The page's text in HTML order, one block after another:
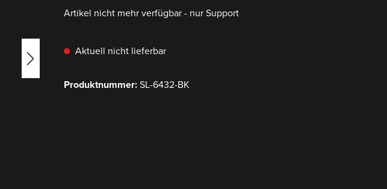
Artikel nicht mehr verfügbar - nur Support
Aktuell nicht lieferbar
Produktnummer:SL-6432-BK